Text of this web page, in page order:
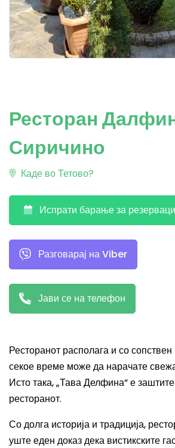
Ресторан
Сиричино
Каде во Тетово?
Испрати барање за
Разговарај на Viber
Јави се на телефон
Ресторанот располага и со
секое време може да нарачате
Исто така, „Тава Делфина“ е
ресторанот.
Со долга историја и традиција,
уште еден доказ дека вистикските